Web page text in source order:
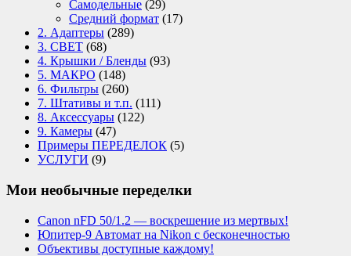
Самодельные (29)
Средний формат (17)
2. Адаптеры (289)
3. СВЕТ (68)
4. Крышки / Бленды (93)
5. МАКРО (148)
6. Фильтры (260)
7. Штативы и т.п. (111)
8. Аксессуары (122)
9. Камеры (47)
Примеры ПЕРЕДЕЛОК (5)
УСЛУГИ (9)
Мои необычные переделки
Canon nFD 50/1.2 — воскрешение из мертвых!
Юпитер-9 Автомат на Nikon с бесконечностью
Объективы доступные каждому!